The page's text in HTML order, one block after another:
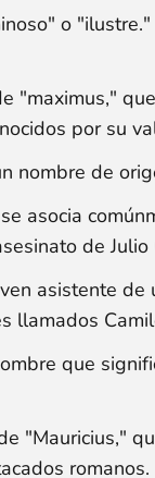
o
"maximus,"
por su
nombre de
asocia
de Julio
asistente de
llamados
que
"Mauricius,"
romanos.